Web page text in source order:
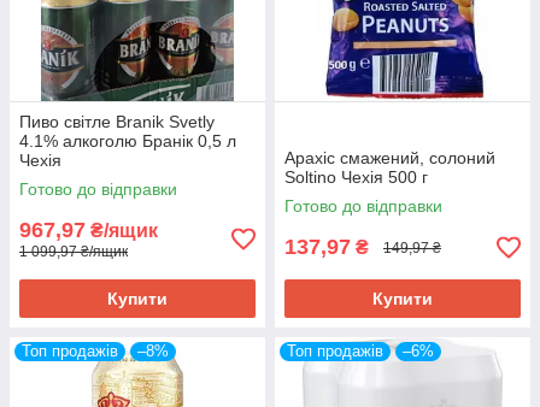
Пиво світле Branik Svetly
4.1% алкоголю Бранік 0,5 л
Чехія
Готово до відправки
967,97 ₴/ящик
1 099,97 ₴/ящик
Купити
Арахіс смажений, солоний
Soltino Чехія 500 г
Готово до відправки
137,97 ₴ 149,97 ₴
Купити
Топ продажів –8% Топ продажів –6%